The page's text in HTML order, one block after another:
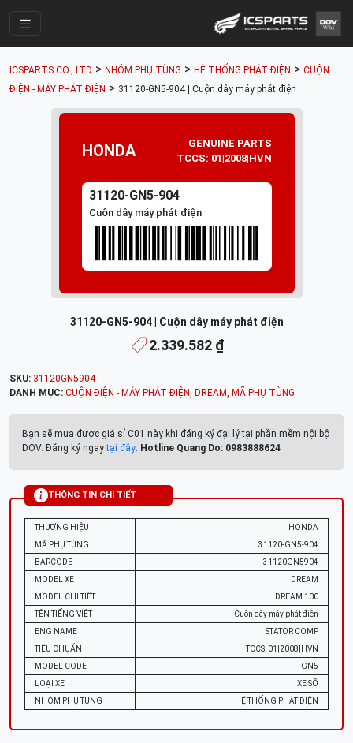
Cửa Hàng
Parts Catalogue
Mã Phụ Tùng
Tài khoản
ICSPARTS CO., LTD > NHÓM PHỤ TÙNG > HỆ THỐNG PHÁT ĐIỆN > CUỘN
ĐIỆN - MÁY PHÁT ĐIỆN > 31120-GN5-904 | Cuộn dây máy phát điện
HONDA
GENUINE PARTS
TCCS: 01|2008|HVN
31120-GN5-904
Cuộn dây máy phát điện
31120-GN5-904 | Cuộn dây máy phát điện
2.339.582 ₫
SKU: 31120GN5904
DANH MỤC: CUỘN ĐIỆN - MÁY PHÁT ĐIỆN, DREAM, MÃ PHỤ TÙNG
Bạn sẽ mua được giá sỉ C01 này khi đăng ký đại lý tại phần mềm nội bộ
DOV. Đăng ký ngaytại đây. Hotline Quang Do: 0983888624
THÔNG TIN CHI TIẾT
THƯƠNG HIỆU
HONDA
MÃ PHỤ TÙNG
31120-GN5-904
BARCODE
31120GN5904
MODEL XE
DREAM
MODEL CHI TIẾT
DREAM 100
TÊN TIẾNG VIỆT
Cuộn dây máy phát điện
ENG NAME
STATOR COMP
TIÊU CHUẨN
TCCS: 01|2008|HVN
MODEL CODE
GN5
LOẠI XE
XE SỐ
NHÓM PHỤ TÙNG
HỆ THỐNG PHÁT ĐIỆN